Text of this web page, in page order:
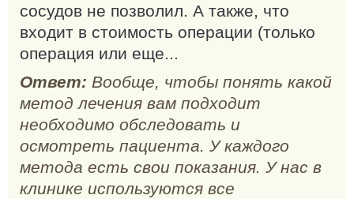
сосудов не позволил. А также, что
входит в стоимость операции (только
операция или еще...
Ответ: Вообще, чтобы понять какой
метод лечения вам подходит
необходимо обследовать и
осмотреть пациента. У каждого
метода есть свои показания. У нас в
клинике используются все